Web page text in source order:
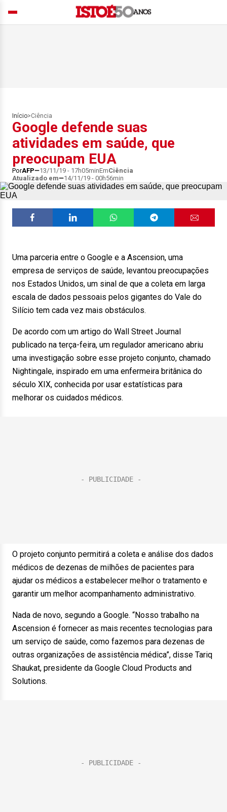
Início>Ciência
Google defende suas
atividades em saúde, que
preocupam EUA
PorAFP 13/11/19 - 17h05minEmCiência
Atualizado em
14/11/19 - 00h56min
Uma parceria entre o Google e a Ascension, uma
empresa de serviços de saúde, levantou preocupações
nos Estados Unidos, um sinal de que a coleta em larga
escala de dados pessoais pelos gigantes do Vale do
Silício tem cada vez mais obstáculos.
De acordo com um artigo do Wall Street Journal
publicado na terça-feira, um regulador americano abriu
uma investigação sobre esse projeto conjunto, chamado
Nightingale, inspirado em uma enfermeira britânica do
século XIX, conhecida por usar estatísticas para
melhorar os cuidados médicos.
O projeto conjunto permitirá a coleta e análise dos dados
médicos de dezenas de milhões de pacientes para
ajudar os médicos a estabelecer melhor o tratamento e
garantir um melhor acompanhamento administrativo.
Nada de novo, segundo a Google. “Nosso trabalho na
Ascension é fornecer as mais recentes tecnologias para
um serviço de saúde, como fazemos para dezenas de
outras organizações de assistência médica”, disse Tariq
Shaukat, presidente da Google Cloud Products and
Solutions.